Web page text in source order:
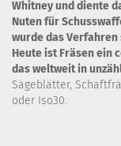
Whitney und diente
Nuten für
wurde das
Heute ist Fräsen ein
das weltweit in
Sägeblätter,
oder Iso30.